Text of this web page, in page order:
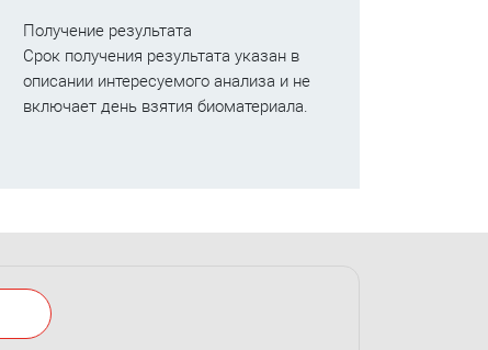
Получение результата
Срок получения результата указан в
описании интересуемого анализа и не
включает день взятия биоматериала.